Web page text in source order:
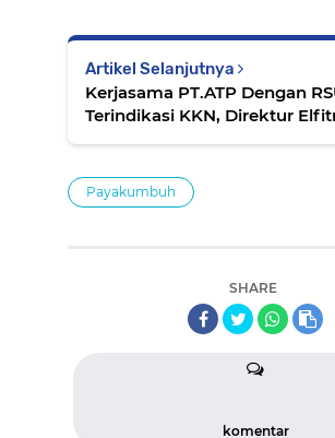
Artikel Selanjutnya
Kerjasama PT.ATP Dengan
Terindikasi KKN, Direktur
Payakumbuh
SHARE
komentar